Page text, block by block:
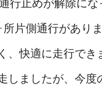
行止めが解除に
片側通行があり
、快適に走行でき
しましたが、今度